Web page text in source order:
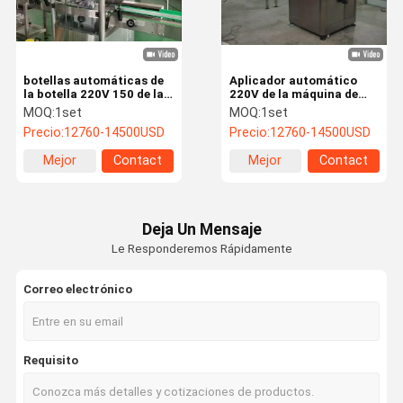
Aplicador automático
220V de la máquina de
etiquetado de la manga
del encogimiento SUS304
MOQ:1set
Precio:12760-14500USD
Mejor
Contact
botellas automáticas de
la botella 220V 150 de la
máquina del aplicador de
la manga del
encogimiento de los 2.1m
MOQ:1set
Precio:12760-14500USD
Mejor
Contact
Deja Un Mensaje
Le Responderemos Rápidamente
Correo electrónico
Requisito